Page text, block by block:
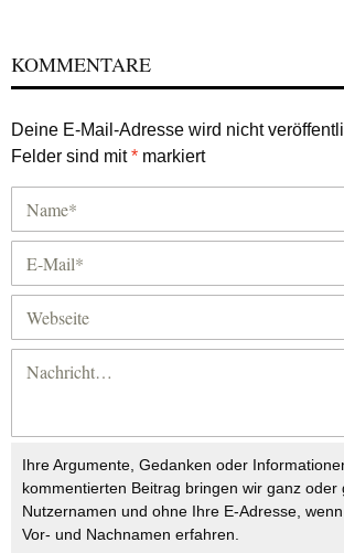
KOMMENTARE
Deine E-Mail-Adresse wird nicht
Felder sind mit* markiert
Ihre Argumente, Gedanken oder
kommentierten Beitrag bringen wir ganz oder
Nutzernamen und ohne Ihre E-Adresse,
Vor- und Nachnamen erfahren.